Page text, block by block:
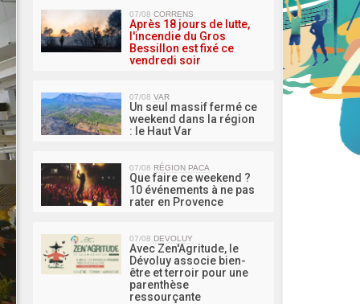
MA
07/08 CORRENS
Après 18 jours de lutte,
l'incendie du Gros
Bessillon est fixé ce
vendredi soir
07/08 VAR
Un seul massif fermé ce
weekend dans la région
: le Haut Var
07/08 RÉGION PACA
Que faire ce weekend ?
10 événements à ne pas
rater en Provence
07/08 DEVOLUY
Avec Zen'Agritude, le
Dévoluy associe bien-
être et terroir pour une
parenthèse
ressourçante